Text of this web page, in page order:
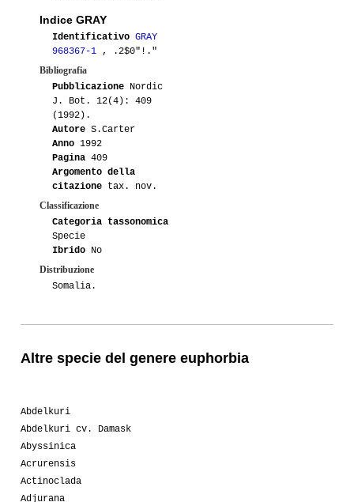
Indice GRAY
Identificativo GRAY
968367-1 , .2$0"!."
Bibliografia
Pubblicazione Nordic
J. Bot. 12(4): 409
(1992).
Autore S.Carter
Anno 1992
Pagina 409
Argomento della
citazione tax. nov.
Classificazione
Categoria tassonomica
Specie
Ibrido No
Distribuzione
Somalia.
Altre specie del genere euphorbia
Abdelkuri
Abdelkuri cv. Damask
Abyssinica
Acrurensis
Actinoclada
Adjurana